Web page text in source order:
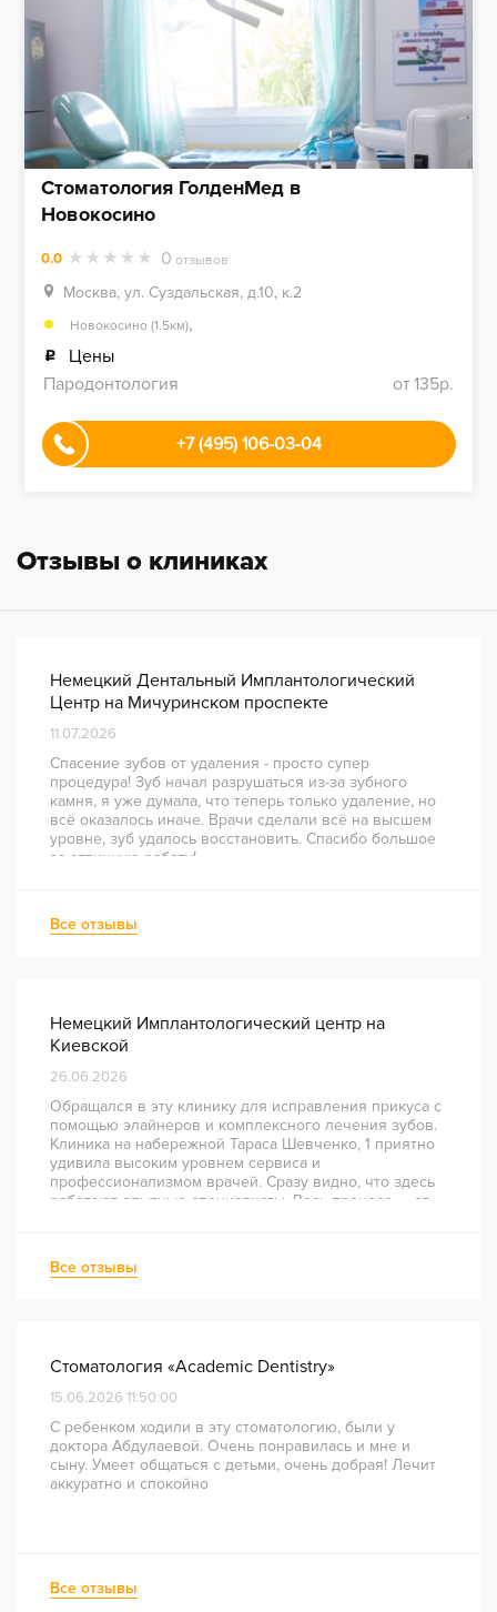
Стоматология ГолденМед в
Новокосино
0.0 0 отзывов
Москва, ул. Суздальская, д.10, к.2
Новокосино (1.5км),
Цены
Пародонтология
от 135р.
+7 (495) 106-03-04
Отзывы о клиниках
Немецкий Дентальный Имплантологический
Центр на Мичуринском проспекте
11.07.2026
Спасение зубов от удаления - просто супер
процедура! Зуб начал разрушаться из-за зубного
камня, я уже думала, что теперь только удаление, но
всё оказалось иначе. Врачи сделали всё на высшем
уровне, зуб удалось восстановить. Спасибо большое
за отличную работу!
Все отзывы
Немецкий Имплантологический центр на
Киевской
26.06.2026
Обращался в эту клинику для исправления прикуса с
помощью элайнеров и комплексного лечения зубов.
Клиника на набережной Тараса Шевченко, 1 приятно
удивила высоким уровнем сервиса и
профессионализмом врачей. Сразу видно, что здесь
работают опытные специалисты. Весь процесс — от
непростое перелечивание каналов прошло
комфортно и безболезненно. Рекомендую всем, кто
Все отзывы
Стоматология «Academic Dentistry»
15.06.2026 11:50:00
С ребенком ходили в эту стоматологию, были у
доктора Абдулаевой. Очень понравилась и мне и
сыну. Умеет общаться с детьми, очень добрая! Лечит
аккуратно и спокойно
Все отзывы